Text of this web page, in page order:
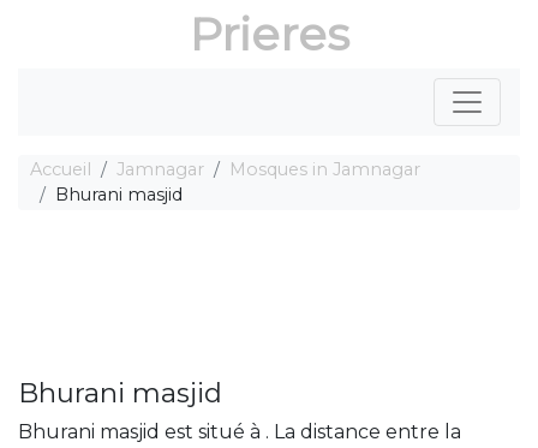
Prieres
Accueil Jamnagar
Mosques in Jamnagar
Bhurani masjid
Bhurani masjid
Bhurani masjid est situé à . La distance entre la